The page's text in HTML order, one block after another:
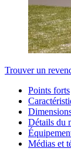
Trouver un
Points forts
Détails du
Médias et